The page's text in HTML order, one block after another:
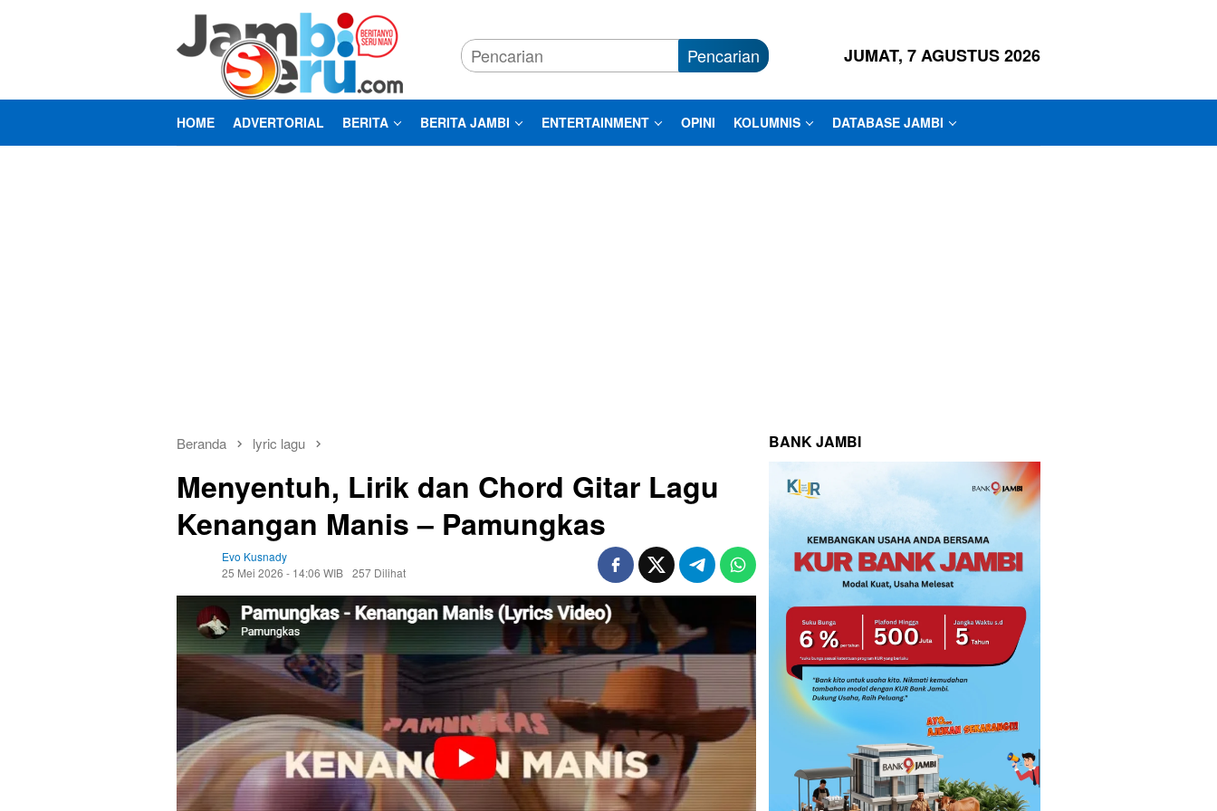
Pencarian JUMAT, 7 AGUSTUS 2026
HOME ADVERTORIAL BERITA BERITA JAMBI ENTERTAINMENT OPINI KOLUMNIS DATABASE JAMBI
Beranda lyric lagu
Menyentuh, Lirik dan Chord Gitar Lagu
Kenangan Manis – Pamungkas
Evo Kusnady
25 Mei 2026 - 14:06 WIB 257 Dilihat
BANK JAMBI